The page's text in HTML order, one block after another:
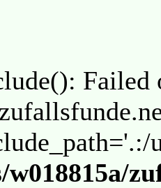
Failed